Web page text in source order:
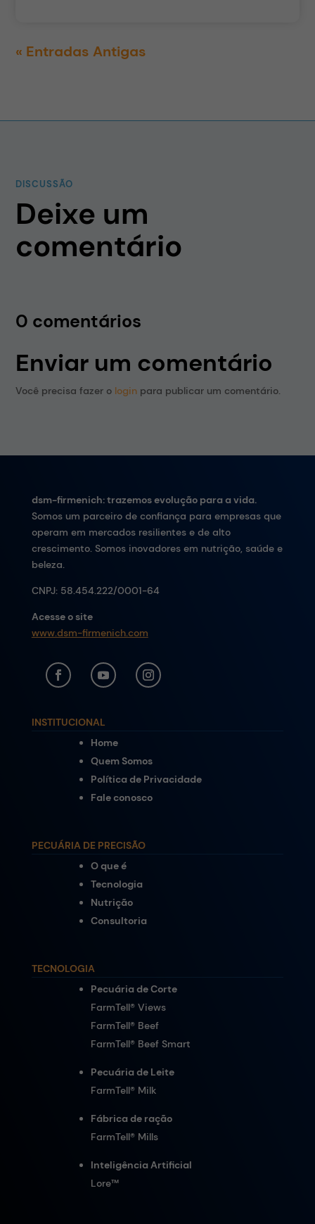
« Entradas Antigas
DISCUSSÃO
Deixe um
comentário
0 comentários
Enviar um comentário
Você precisa fazer o login para publicar um comentário.
dsm-firmenich: trazemos evolução para a vida.
Somos um parceiro de confiança para empresas que
operam em mercados resilientes e de alto
crescimento. Somos inovadores em nutrição, saúde e
beleza.
CNPJ: 58.454.222/0001-64
Acesse o site
www.dsm-firmenich.com
INSTITUCIONAL
Home
Quem Somos
Política de Privacidade
Fale conosco
PECUÁRIA DE PRECISÃO
O que é
Tecnologia
Nutrição
Consultoria
TECNOLOGIA
Pecuária de Corte
FarmTell® Views
FarmTell® Beef
FarmTell® Beef Smart
Pecuária de Leite
FarmTell® Milk
Fábrica de ração
FarmTell® Mills
Inteligência Artificial
Lore™